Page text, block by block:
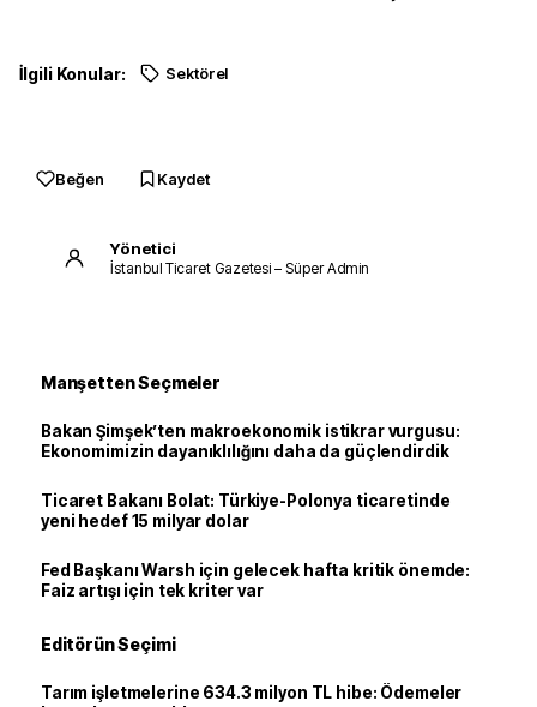
İlgili Konular: Sektörel
Beğen Kaydet
Yönetici
İstanbul Ticaret Gazetesi – Süper Admin
Manşetten Seçmeler
Bakan Şimşek’ten makroekonomik istikrar vurgusu:
Ekonomimizin dayanıklılığını daha da güçlendirdik
Ticaret Bakanı Bolat: Türkiye-Polonya ticaretinde
yeni hedef 15 milyar dolar
Fed Başkanı Warsh için gelecek hafta kritik önemde:
Faiz artışı için tek kriter var
Editörün Seçimi
Tarım işletmelerine 634.3 milyon TL hibe: Ödemeler